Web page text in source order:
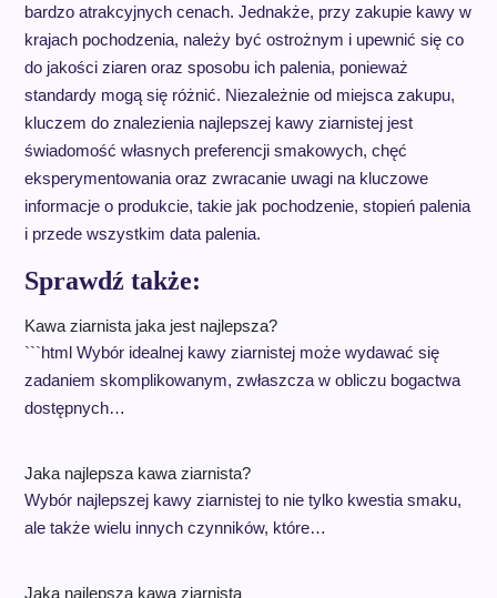
bardzo atrakcyjnych cenach. Jednakże, przy zakupie kawy w
krajach pochodzenia, należy być ostrożnym i upewnić się co
do jakości ziaren oraz sposobu ich palenia, ponieważ
standardy mogą się różnić. Niezależnie od miejsca zakupu,
kluczem do znalezienia najlepszej kawy ziarnistej jest
świadomość własnych preferencji smakowych, chęć
eksperymentowania oraz zwracanie uwagi na kluczowe
informacje o produkcie, takie jak pochodzenie, stopień palenia
i przede wszystkim data palenia.
Sprawdź także:
Kawa ziarnista jaka jest najlepsza?
```html Wybór idealnej kawy ziarnistej może wydawać się
zadaniem skomplikowanym, zwłaszcza w obliczu bogactwa
dostępnych…
Jaka najlepsza kawa ziarnista?
Wybór najlepszej kawy ziarnistej to nie tylko kwestia smaku,
ale także wielu innych czynników, które…
Jaka najlepsza kawa ziarnista